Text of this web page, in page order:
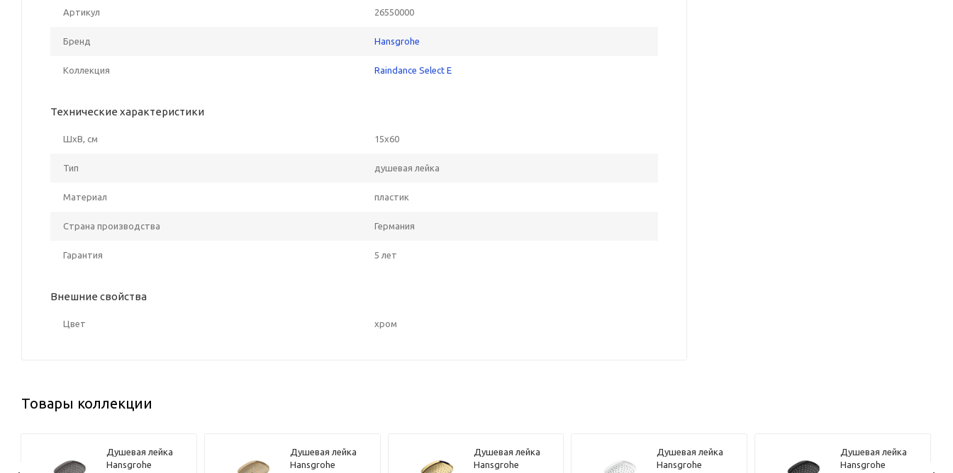
Артикул 26550000
Бренд Hansgrohe
Коллекция Raindance Select E
Технические характеристики
ШxВ, см 15x60
Тип душевая лейка
Материал пластик
Страна производства Германия
Гарантия 5 лет
Внешние свойства
Цвет хром
Товары коллекции
Душевая лейка
Hansgrohe
Душевая лейка
Hansgrohe
Душевая лейка
Hansgrohe
Душевая лейка
Hansgrohe
Душевая лейка
Hansgrohe